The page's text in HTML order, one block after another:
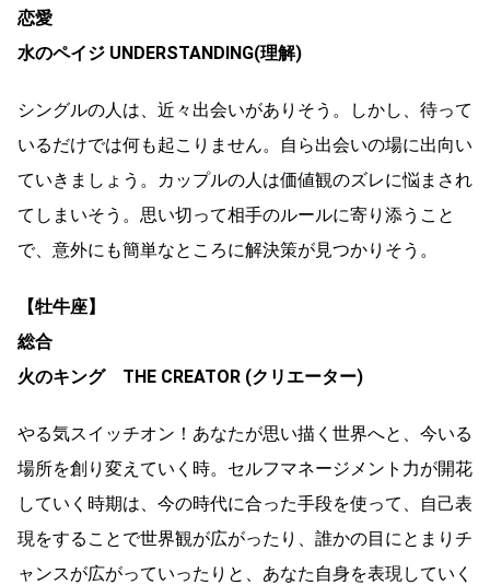
恋愛
水のペイジ UNDERSTANDING(理解)
シングルの人は、近々出会いがありそう。しかし、待って
いるだけでは何も起こりません。自ら出会いの場に出向い
ていきましょう。カップルの人は価値観のズレに悩まされ
てしまいそう。思い切って相手のルールに寄り添うこと
で、意外にも簡単なところに解決策が見つかりそう。
【牡牛座】
総合
火のキング THE CREATOR (クリエーター)
やる気スイッチオン！あなたが思い描く世界へと、今いる
場所を創り変えていく時。セルフマネージメント力が開花
していく時期は、今の時代に合った手段を使って、自己表
現をすることで世界観が広がったり、誰かの目にとまりチ
ャンスが広がっていったりと、あなた自身を表現していく